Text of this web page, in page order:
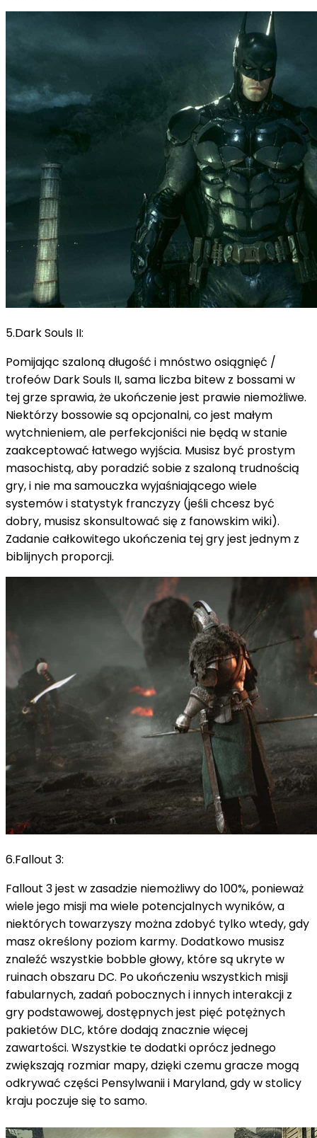
5.Dark Souls II:
Pomijając szaloną długość i mnóstwo osiągnięć /
trofeów Dark Souls II, sama liczba bitew z bossami w
tej grze sprawia, że ukończenie jest prawie niemożliwe.
Niektórzy bossowie są opcjonalni, co jest małym
wytchnieniem, ale perfekcjoniści nie będą w stanie
zaakceptować łatwego wyjścia. Musisz być prostym
masochistą, aby poradzić sobie z szaloną trudnością
gry, i nie ma samouczka wyjaśniającego wiele
systemów i statystyk franczyzy (jeśli chcesz być
dobry, musisz skonsultować się z fanowskim wiki).
Zadanie całkowitego ukończenia tej gry jest jednym z
biblijnych proporcji.
6.Fallout 3:
Fallout 3 jest w zasadzie niemożliwy do 100%, ponieważ
wiele jego misji ma wiele potencjalnych wyników, a
niektórych towarzyszy można zdobyć tylko wtedy, gdy
masz określony poziom karmy. Dodatkowo musisz
znaleźć wszystkie bobble głowy, które są ukryte w
ruinach obszaru DC. Po ukończeniu wszystkich misji
fabularnych, zadań pobocznych i innych interakcji z
gry podstawowej, dostępnych jest pięć potężnych
pakietów DLC, które dodają znacznie więcej
zawartości. Wszystkie te dodatki oprócz jednego
zwiększają rozmiar mapy, dzięki czemu gracze mogą
odkrywać części Pensylwanii i Maryland, gdy w stolicy
kraju poczuje się to samo.